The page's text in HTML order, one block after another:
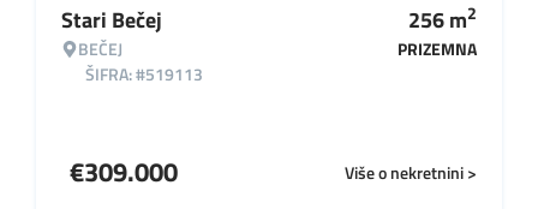
Stari Bečej
BEČEJ
ŠIFRA: #519113
256m2
PRIZEMNA
Više o nekretnini >
€309.000